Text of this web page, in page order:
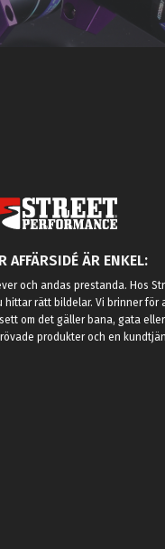
AFFÄRSIDÉ ÄR ENKEL:
och andas prestanda. Hos
hittar rätt bildelar. Vi brinner
om det gäller bana, gata
produkter och en